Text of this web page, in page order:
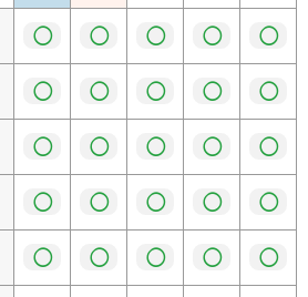
◯ ◯ ◯ ◯ ◯
◯ ◯ ◯ ◯ ◯
◯ ◯ ◯ ◯ ◯
◯ ◯ ◯ ◯ ◯
◯ ◯ ◯ ◯ ◯